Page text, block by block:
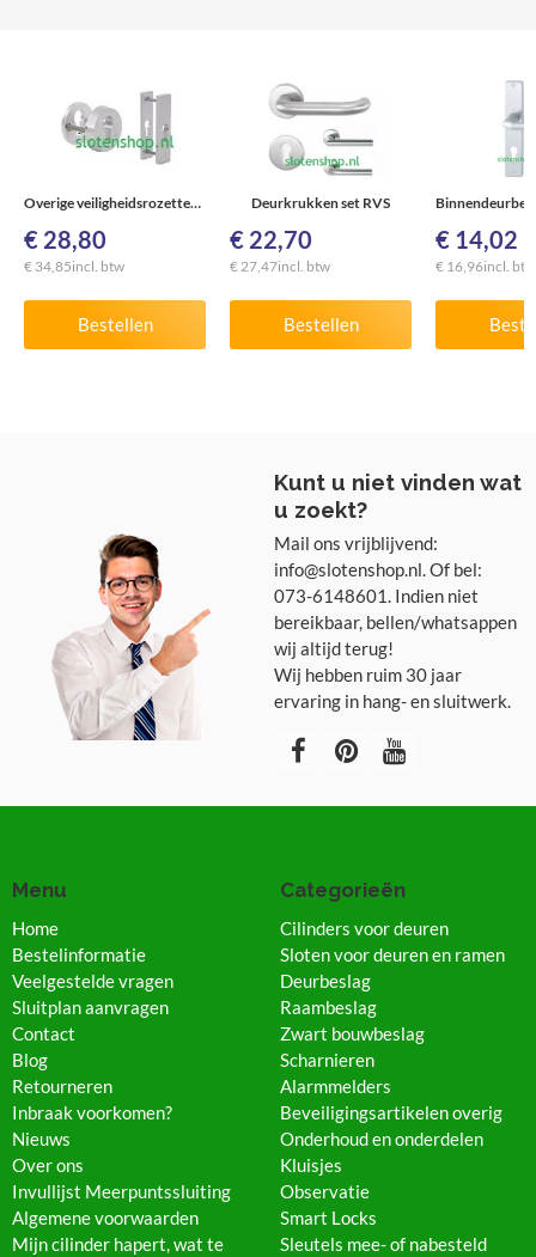
Overige veiligheidsrozetten SKG***®
€ 28,80
€ 34,85incl. btw
Bestellen
Deurkrukken set RVS
€ 22,70
€ 27,47incl. btw
Bestellen
€ 14,02
€ 16,96incl. btw
Kunt u niet vinden wat
u zoekt?
Mail ons vrijblijvend:
info@slotenshop.nl. Of bel:
073-6148601. Indien niet
bereikbaar, bellen/whatsappen
wij altijd terug!
Wij hebben ruim 30 jaar
ervaring in hang- en sluitwerk.
Categorieën
Cilinders voor deuren
Sloten voor deuren en ramen
Deurbeslag
Raambeslag
Zwart bouwbeslag
Scharnieren
Alarmmelders
Beveiligingsartikelen overig
Onderhoud en onderdelen
Kluisjes
Observatie
Smart Locks
Sleutels mee- of nabesteld
Menu
Home
Bestelinformatie
Veelgestelde vragen
Sluitplan aanvragen
Contact
Blog
Retourneren
Inbraak voorkomen?
Nieuws
Over ons
Invullijst Meerpuntssluiting
Algemene voorwaarden
Mijn cilinder hapert, wat te